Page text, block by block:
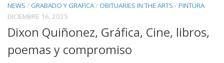
NEWS / GRABADO Y GRAFICA/ OBITUARIES IN THE ARTS /PINTURA
DICIEMBRE 16, 2025
Dixon Quiñonez, Gráfica, Cine, libros,
poemas y compromiso